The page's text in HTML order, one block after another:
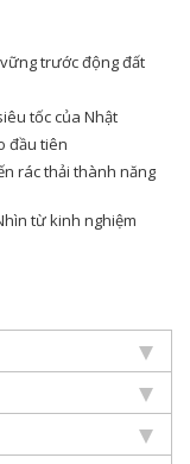
trước động đất
tốc của Nhật
đầu tiên
rác thải thành năng
từ kinh nghiệm